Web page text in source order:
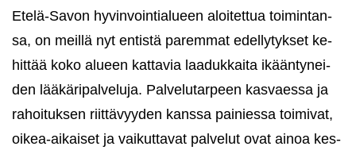
Etelä-​Savon hy­vin­voin­tia­lu­een aloi­tet­tua toi­min­tan­
sa, on meil­lä nyt en­tis­tä pa­rem­mat edel­ly­tyk­set ke­
hit­tää koko alu­een kat­ta­via laa­duk­kai­ta ikään­ty­nei­
den lää­kä­ri­pal­ve­lu­ja. Pal­ve­lu­tar­peen kas­vaes­sa ja
ra­hoi­tuk­sen riit­tä­vyy­den kans­sa pai­nies­sa toi­mi­vat,
oikea-​aikaiset ja vai­kut­ta­vat pal­ve­lut ovat ainoa kes­